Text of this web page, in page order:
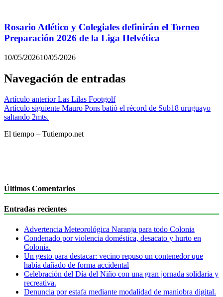
Rosario Atlético y Colegiales definirán el Torneo
Preparación 2026 de la Liga Helvética
10/05/202610/05/2026
Navegación de entradas
Artículo anterior Las Lilas Footgolf
Artículo siguiente Mauro Pons batió el récord de Sub18 uruguayo
saltando 2mts.
El tiempo – Tutiempo.net
Últimos Comentarios
Entradas recientes
Advertencia Meteorológica Naranja para todo Colonia
Condenado por violencia doméstica, desacato y hurto en
Colonia.
Un gesto para destacar: vecino repuso un contenedor que
había dañado de forma accidental
Celebración del Día del Niño con una gran jornada solidaria y
recreativa.
Denuncia por estafa mediante modalidad de maniobra digital.